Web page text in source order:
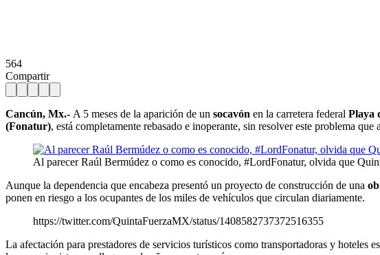
564
Compartir
Cancún, Mx.- A 5 meses de la aparición de un socavón en la carretera federal Playa
(Fonatur), está completamente rebasado e inoperante, sin resolver este problema
Al parecer Raúl Bermúdez o como es conocido, #LordFonatur, olvida que
Aunque la dependencia que encabeza presentó un proyecto de construcción de una
ponen en riesgo a los ocupantes de los miles de vehículos que circulan diariamente.
https://twitter.com/QuintaFuerzaMX/status/1408582737372516355
La afectación para prestadores de servicios turísticos como transportadoras y hoteles